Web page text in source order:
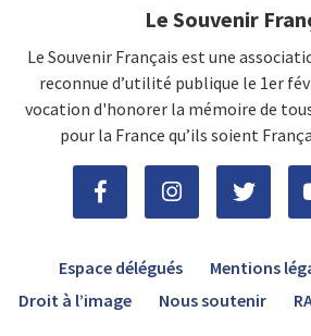
Le Souvenir
Le Souvenir Français est une
reconnue d’utilité publique le 1er
vocation d'honorer la mémoire de
pour la France qu’ils soient
Espace délégués Mentions
Droit à l’image
Nous soutenir